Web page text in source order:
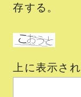
存する。
上に表示さ